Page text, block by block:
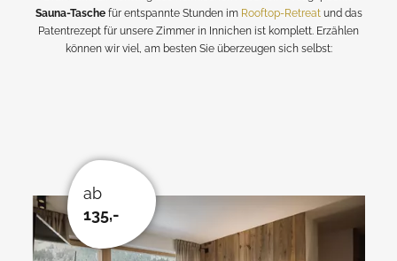
Sauna-Taschefür entspannte Stunden im Rooftop-Retreatund das
Patentrezept für unsere Zimmer in Innichen ist komplett. Erzählen
können wir viel, am besten Sie überzeugen sich selbst:
ab
135,-